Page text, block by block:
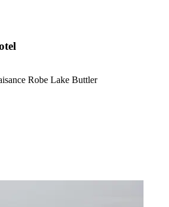
Robe Lake Buttler